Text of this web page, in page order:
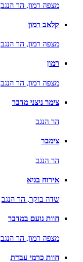
מצפה רמון, הר הנגב
קלאב רמון
מצפה רמון, הר הנגב
רמון
מצפה רמון, הר הנגב
צימר ניצני מדבר
הר הנגב
צימבר
הר הנגב
אירוח בגיא
שדה בוקר, הר הנגב
חוות נועם במדבר
מצפה רמון, הר הנגב
חוות כרמי עבדת